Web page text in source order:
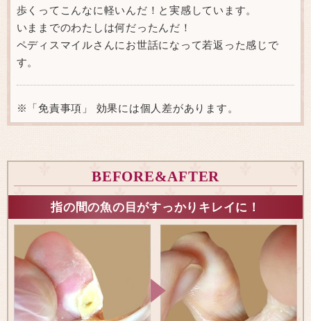
歩くってこんなに軽いんだ！と実感しています。
いままでのわたしは何だったんだ！
ペディスマイルさんにお世話になって若返った感じで
す。
※「免責事項」 効果には個人差があります。
BEFORE&AFTER
指の間の魚の目がすっかりキレイに！